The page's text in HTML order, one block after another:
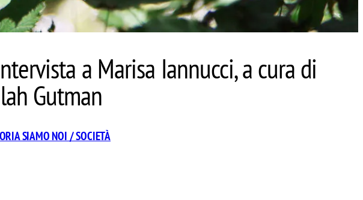
a Marisa Iannucci, a cura di
Gutman
SIAMO NOI / SOCIETÀ